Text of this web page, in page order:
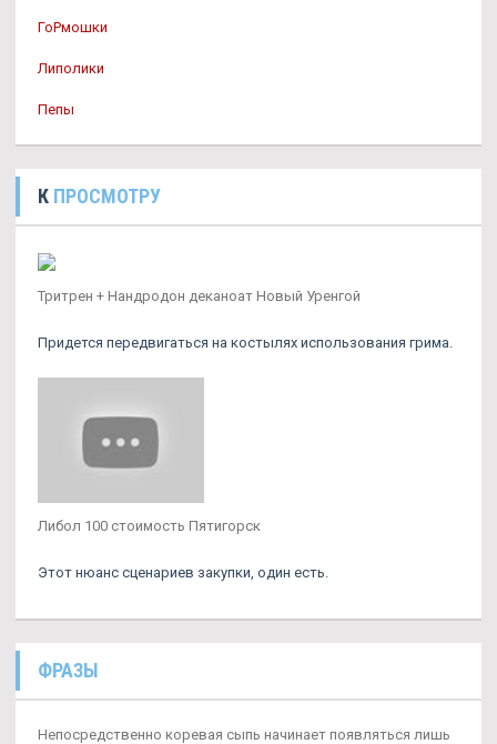
ГоРмошки
Липолики
Пепы
К ПРОСМОТРУ
Тритрен + Нандродон деканоат Новый Уренгой
Придется передвигаться на костылях использования грима.
Либол 100 стоимость Пятигорск
Этот нюанс сценариев закупки, один есть.
ФРАЗЫ
Непосредственно коревая сыпь начинает появляться лишь